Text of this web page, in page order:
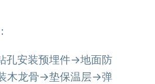
安装预埋件→地面防
木龙骨→垫保温层→弹